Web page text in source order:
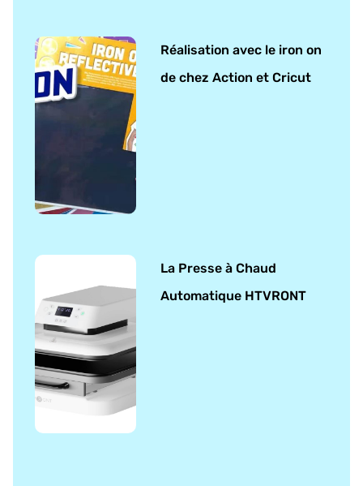
Réalisation avec le iron on
de chez Action et Cricut
La Presse à Chaud
Automatique HTVRONT